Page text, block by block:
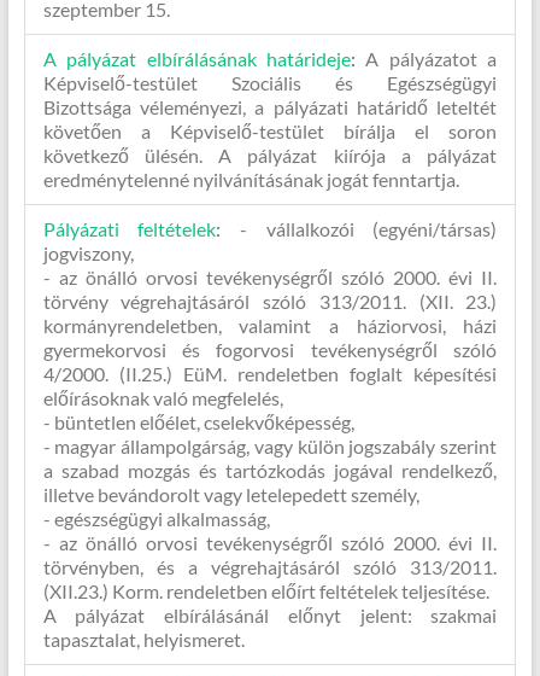
szeptember 15.
A pályázat elbírálásának határideje:A pályázatot a
Képviselő-testület Szociális és Egészségügyi
Bizottsága véleményezi, a pályázati határidő leteltét
követően a Képviselő-testület bírálja el soron
következő ülésén. A pályázat kiírója a pályázat
eredménytelenné nyilvánításának jogát fenntartja.
Pályázati feltételek: - vállalkozói (egyéni/társas)
jogviszony,
- az önálló orvosi tevékenységről szóló 2000. évi II.
törvény végrehajtásáról szóló 313/2011. (XII. 23.)
kormányrendeletben, valamint a háziorvosi, házi
gyermekorvosi és fogorvosi tevékenységről szóló
4/2000. (II.25.) EüM. rendeletben foglalt képesítési
előírásoknak való megfelelés,
- büntetlen előélet, cselekvőképesség,
- magyar állampolgárság, vagy külön jogszabály szerint
a szabad mozgás és tartózkodás jogával rendelkező,
illetve bevándorolt vagy letelepedett személy,
- egészségügyi alkalmasság,
- az önálló orvosi tevékenységről szóló 2000. évi II.
törvényben, és a végrehajtásáról szóló 313/2011.
(XII.23.) Korm. rendeletben előírt feltételek teljesítése.
A pályázat elbírálásánál előnyt jelent: szakmai
tapasztalat, helyismeret.